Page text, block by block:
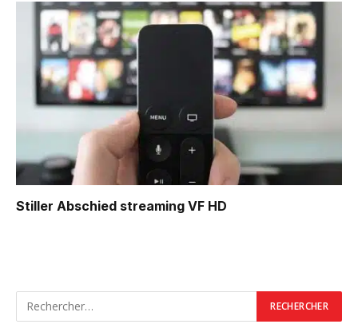
Stiller Abschied streaming VF HD